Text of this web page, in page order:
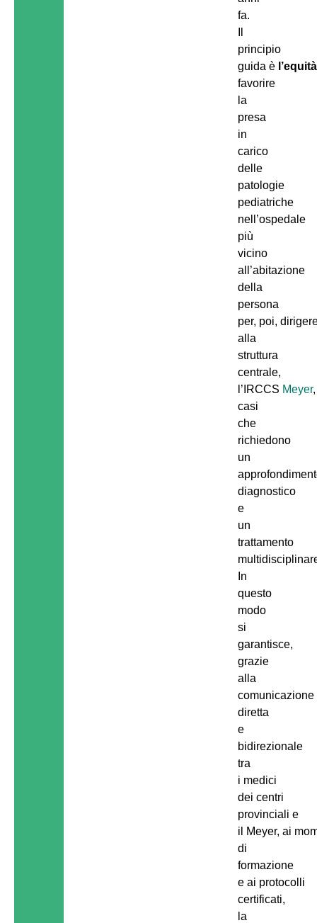
fa.
principio
guida è l’equità
favorire
la
presa
in
carico
delle
patologie
pediatriche
nell’ospedale
più
vicino
all’abitazione
della
persona
per, poi,
alla
struttura
centrale,
l’IRCCS Meyer
casi
che
richiedono
un
diagnostico
e
un
trattamento
In
questo
modo
si
garantisce,
grazie
alla
comunicazione
diretta
e
bidirezionale
tra
i medici
dei centri
provinciali e
il Meyer, ai
di
formazione
e ai protocolli
certificati,
la